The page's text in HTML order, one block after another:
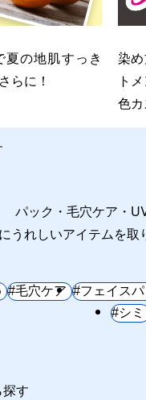
の地肌すっき
らに！
染
ト
色
パック・毛穴ケア・
うれしいアイテムを取
#毛穴ケア #フェイス
#シミ
す